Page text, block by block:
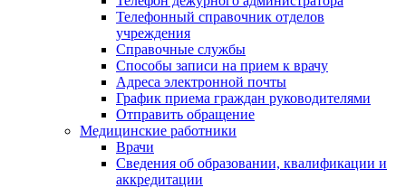
Телефонный справочник отделов
учреждения
Справочные службы
Способы записи на прием к врачу
Адреса электронной почты
График приема граждан руководителями
Отправить обращение
Медицинские работники
Врачи
Сведения об образовании, квалификации и
аккредитации